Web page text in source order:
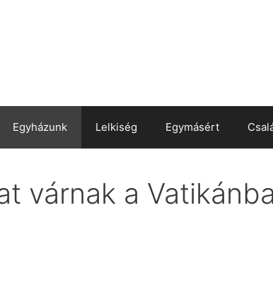
Egyházunk Lelkiség Egymásért
várnak a